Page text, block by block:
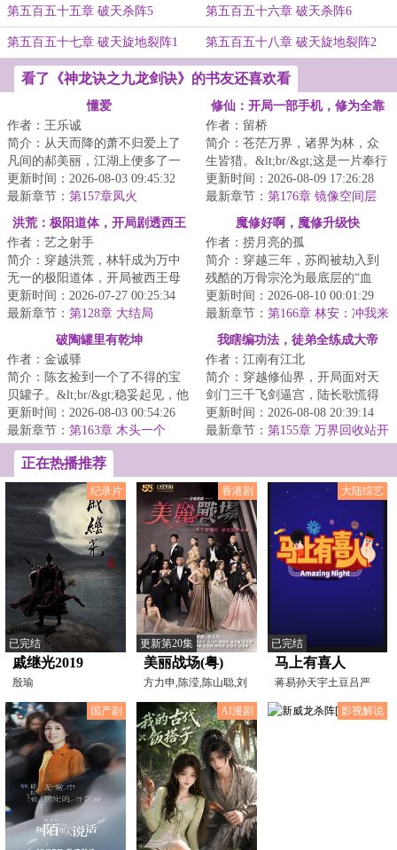
第五百五十五章 破天杀阵5 第五百五十六章 破天杀阵6
第五百五十七章 破天旋地裂阵1 第五百五十八章 破天旋地裂阵2
看了《神龙诀之九龙剑诀》的书友还喜欢看
懂爱
作者：王乐诚
简介：从天而降的萧不归爱上了
凡间的郝美丽，江湖上便多了一
个爱情故事。...
更新时间：2026-08-03 09:45:32
最新章节： 第157章凤火
修仙：开局一部手机，修为全靠
作者：留桥
简介：苍茫万界，诸界为林，众
生皆猎。&lt;br/&gt;这是一片奉行
黑暗森林法则的残酷修真天地资
源枯竭，猜...
更新时间：2026-08-09 17:26:28
最新章节： 第176章 镜像空间层
洪荒：极阳道体，开局剧透西王
母
作者：艺之射手
简介：穿越洪荒，林轩成为万中
无一的极阳道体，开局被西王母
抓回囚禁于密室即将成为炉鼎，
觉醒剧透系统。...
更新时间：2026-07-27 00:25:34
最新章节： 第128章 大结局
魔修好啊，魔修升级快
作者：捞月亮的孤
简介：穿越三年，苏阎被劫入到
残酷的万骨宗沦为最底层的“血
食”杂役。&lt;br/&gt;宗门铁律，
反杀宗门弟...
更新时间：2026-08-10 00:01:29
最新章节： 第166章 林安：冲我来
的！
破陶罐里有乾坤
作者：金诚驿
简介：陈玄捡到一个了不得的宝
贝罐子。&lt;br/&gt;稳妥起见，他
不能让别人知道罐子的作用……
咳咳，这个...
更新时间：2026-08-03 00:54:26
最新章节： 第163章 木头一个
我瞎编功法，徒弟全练成大帝
了！
作者：江南有江北
简介：穿越修仙界，开局面对天
剑门三千飞剑逼宫，陆长歌慌得
一批。&lt;br/&gt;幸好觉醒【万道
授徒返还系...
更新时间：2026-08-08 20:39:14
最新章节： 第155章 万界回收站开
正在热播推荐
纪录片
已完结
戚继光2019
殷瑜
香港剧
更新第20集
美丽战场(粤)
方力申,陈滢,陈山聪,刘
佩玥,朱晨丽,陈晓华,
大陆综艺
已完结
马上有喜人
蒋易孙天宇土豆吕严
国产剧 AI漫剧 影视解说